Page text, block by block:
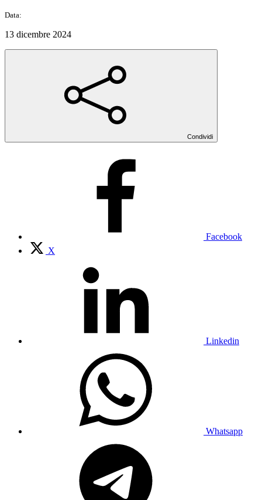
Data:
13 dicembre 2024
Condividi
Facebook
X
Linkedin
Whatsapp